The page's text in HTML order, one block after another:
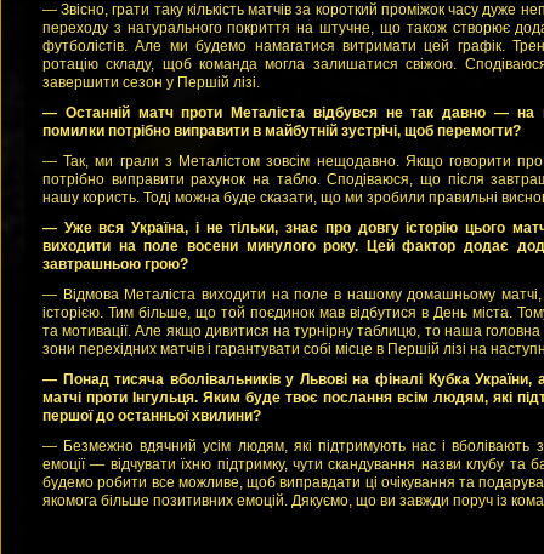
— Звісно, грати таку кількість матчів за короткий проміжок часу дуже
переходу з натурального покриття на штучне, що також створює
футболістів. Але ми будемо намагатися витримати цей графік.
ротацію складу, щоб команда могла залишатися свіжою.
завершити сезон у Першій лізі.
— Останній матч проти Металіста відбувся не так давно — на
помилки потрібно виправити в майбутній зустрічі, щоб перемогти?
— Так, ми грали з Металістом зовсім нещодавно. Якщо говорити
потрібно виправити рахунок на табло. Сподіваюся, що після
нашу користь. Тоді можна буде сказати, що ми зробили правильні
— Уже вся Україна, і не тільки, знає про довгу історію цього
виходити на поле восени минулого року. Цей фактор додає
завтрашньою грою?
— Відмова Металіста виходити на поле в нашому домашньому
історією. Тим більше, що той поєдинок мав відбутися в День міста.
та мотивації. Але якщо дивитися на турнірну таблицю, то наша
зони перехідних матчів і гарантувати собі місце в Першій лізі на
— Понад тисяча вболівальників у Львові на фіналі Кубка
матчі проти Інгульця. Яким буде твоє послання всім людям, які
першої до останньої хвилини?
— Безмежно вдячний усім людям, які підтримують нас і вболівають
емоції — відчувати їхню підтримку, чути скандування назви клубу та
будемо робити все можливе, щоб виправдати ці очікування та
якомога більше позитивних емоцій. Дякуємо, що ви завжди поруч із